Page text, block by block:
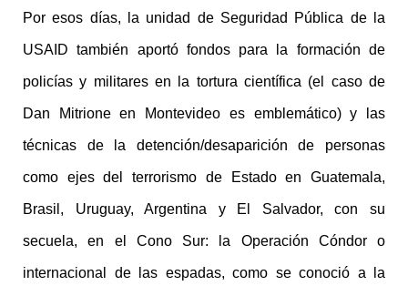
Por esos días, la unidad de Seguridad Pública de la
USAID también aportó fondos para la formación de
policías y militares en la tortura científica (el caso de
Dan Mitrione en Montevideo es emblemático) y las
técnicas de la detención/desaparición de personas
como ejes del terrorismo de Estado en Guatemala,
Brasil, Uruguay, Argentina y El Salvador, con su
secuela, en el Cono Sur: la Operación Cóndor o
internacional de las espadas, como se conoció a la